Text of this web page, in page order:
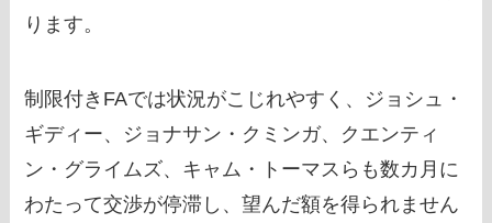
ります。
制限付きFAでは状況がこじれやすく、ジョシュ・
ギディー、ジョナサン・クミンガ、クエンティ
ン・グライムズ、キャム・トーマスらも数カ月に
わたって交渉が停滞し、望んだ額を得られません